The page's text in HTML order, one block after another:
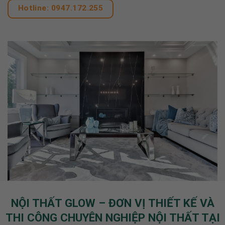
Hotline: 0947.172.255
NỘI THẤT GLOW – ĐƠN VỊ THIẾT KẾ VÀ
THI CÔNG CHUYÊN NGHIỆP NỘI THẤT TẠI